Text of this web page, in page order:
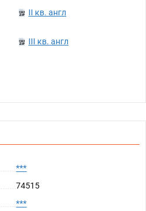
II кв. англ
III кв. англ
***
74515
***